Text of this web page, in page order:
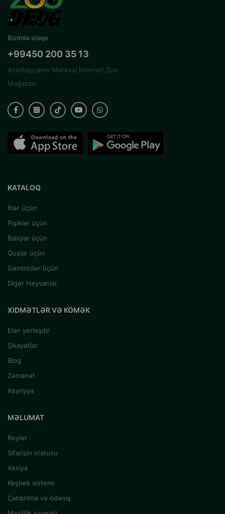
Bizimlə əlaqə
+99450 200 35 13
Azərbaycanın Mərkəzi İnternet Zoo
Mağazası
KATALOQ
İtlər üçün
Pişiklər üçün
Balıqlar üçün
Quşlar üçün
Gəmiricilər üçün
Digər Heyvanlar
XIDMƏTLƏR VƏ KÖMƏK
Elan yerləşdir
Şikayətlər
Blog
Zəmanət
Xeyriyyə
MƏLUMAT
Rəylər
Sifarişin statusu
Aksiya
Keşbek sistemi
Çatdırılma və ödəniş